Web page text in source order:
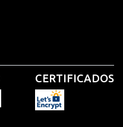
CERTIFICADOS